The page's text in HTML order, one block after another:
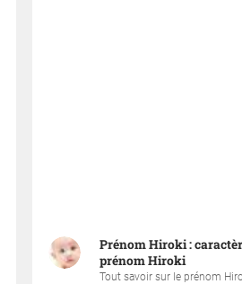
Prénom Hiroki :
prénom Hiroki
Tout savoir sur le prénom